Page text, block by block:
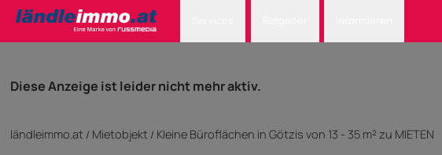
Diese Anzeige ist leider nicht mehr aktiv.
ländleimmo.at / Mietobjekt / Kleine Büroflächen in Götzis von 13 - 35 m² zu MIETEN